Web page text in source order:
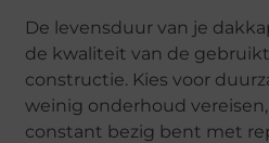
De levensduur van je
de kwaliteit van de
constructie. Kies voor
weinig onderhoud
constant bezig bent met